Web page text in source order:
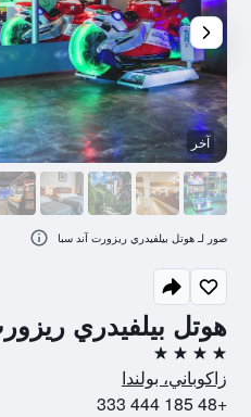
هوتل بيلفيدري
4 نجوم
زاكوباني، بولندا
+48 185 444 333
آخر
صور لـ هوتل بيلفيدري ريزورت آند سبا